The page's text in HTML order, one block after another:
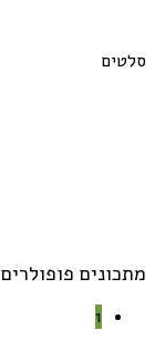
סלטים
מתכונים פופולרים
1